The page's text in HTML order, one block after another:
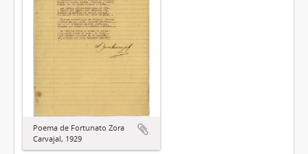
Poema de Fortunato Zora
Carvajal, 1929